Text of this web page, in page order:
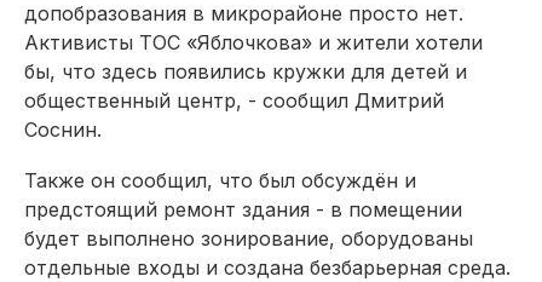
допобразования в микрорайоне просто нет.
Активисты ТОС «Яблочкова» и жители хотели
бы, что здесь появились кружки для детей и
общественный центр, - сообщил Дмитрий
Соснин.
Также он сообщил, что был обсуждён и
предстоящий ремонт здания - в помещении
будет выполнено зонирование, оборудованы
отдельные входы и создана безбарьерная среда.